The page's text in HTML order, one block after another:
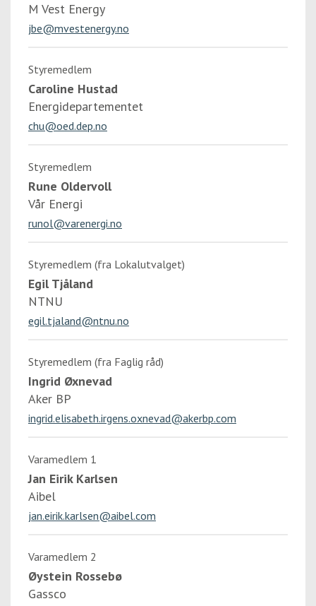
M Vest Energy
jbe@mvestenergy.no
Styremedlem
Caroline Hustad
Energidepartementet
chu@oed.dep.no
Styremedlem
Rune Oldervoll
Vår Energi
runol@varenergi.no
Styremedlem (fra Lokalutvalget)
Egil Tjåland
NTNU
egil.tjaland@ntnu.no
Styremedlem (fra Faglig råd)
Ingrid Øxnevad
Aker BP
ingrid.elisabeth.irgens.oxnevad@akerbp.com
Varamedlem 1
Jan Eirik Karlsen
Aibel
jan.eirik.karlsen@aibel.com
Varamedlem 2
Øystein Rossebø
Gassco